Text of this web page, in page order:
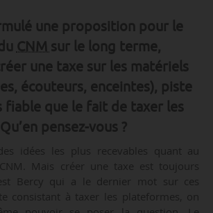
une proposition pour le
CNM sur le long terme,
une taxe sur les matériels
écouteurs, enceintes), piste
fiable que le fait de taxer les
pensez-vous ?
idées les plus recevables quant au
Mais créer une taxe est toujours
Bercy qui a le dernier mot sur ces
consistant à taxer les plateformes, on